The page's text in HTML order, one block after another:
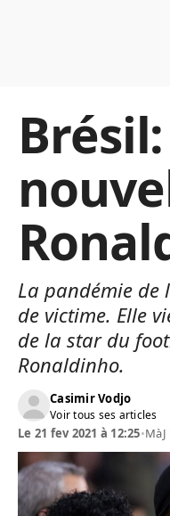
La pandémie de
de victime. Elle
de la star du
Ronaldinho.
Casimir Vodjo
Voir tous ses articles
Le 21 fev 2021 à 12:25•MàJ